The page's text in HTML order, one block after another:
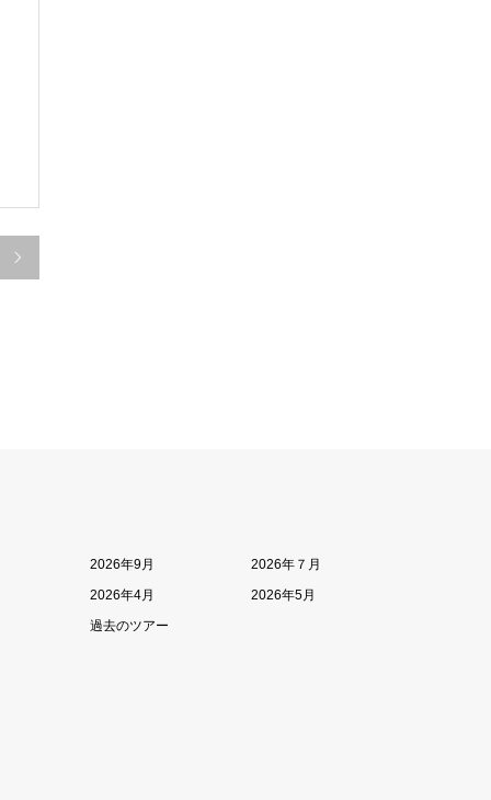

2026年9月
2026年７月
2026年4月
2026年5月
過去のツアー